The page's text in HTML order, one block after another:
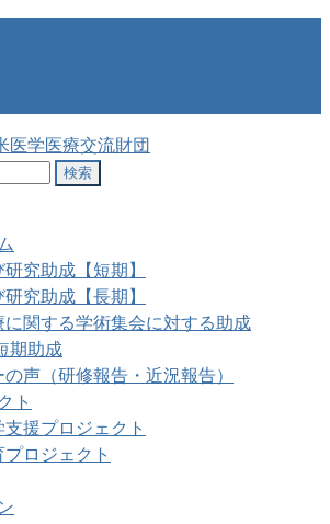
人 日米医学医療交
支援する日米医学医療交流財団
究助成【短期】
究助成【長期】
に関する学術集会に対する助成
期助成
声（研修報告・近況報告）
ト
援プロジェクト
ロジェクト